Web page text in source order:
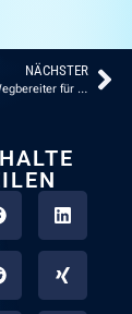
NÄCHSTER
Hugging Face: Der Wegbereiter für Künstliche Intelligenz